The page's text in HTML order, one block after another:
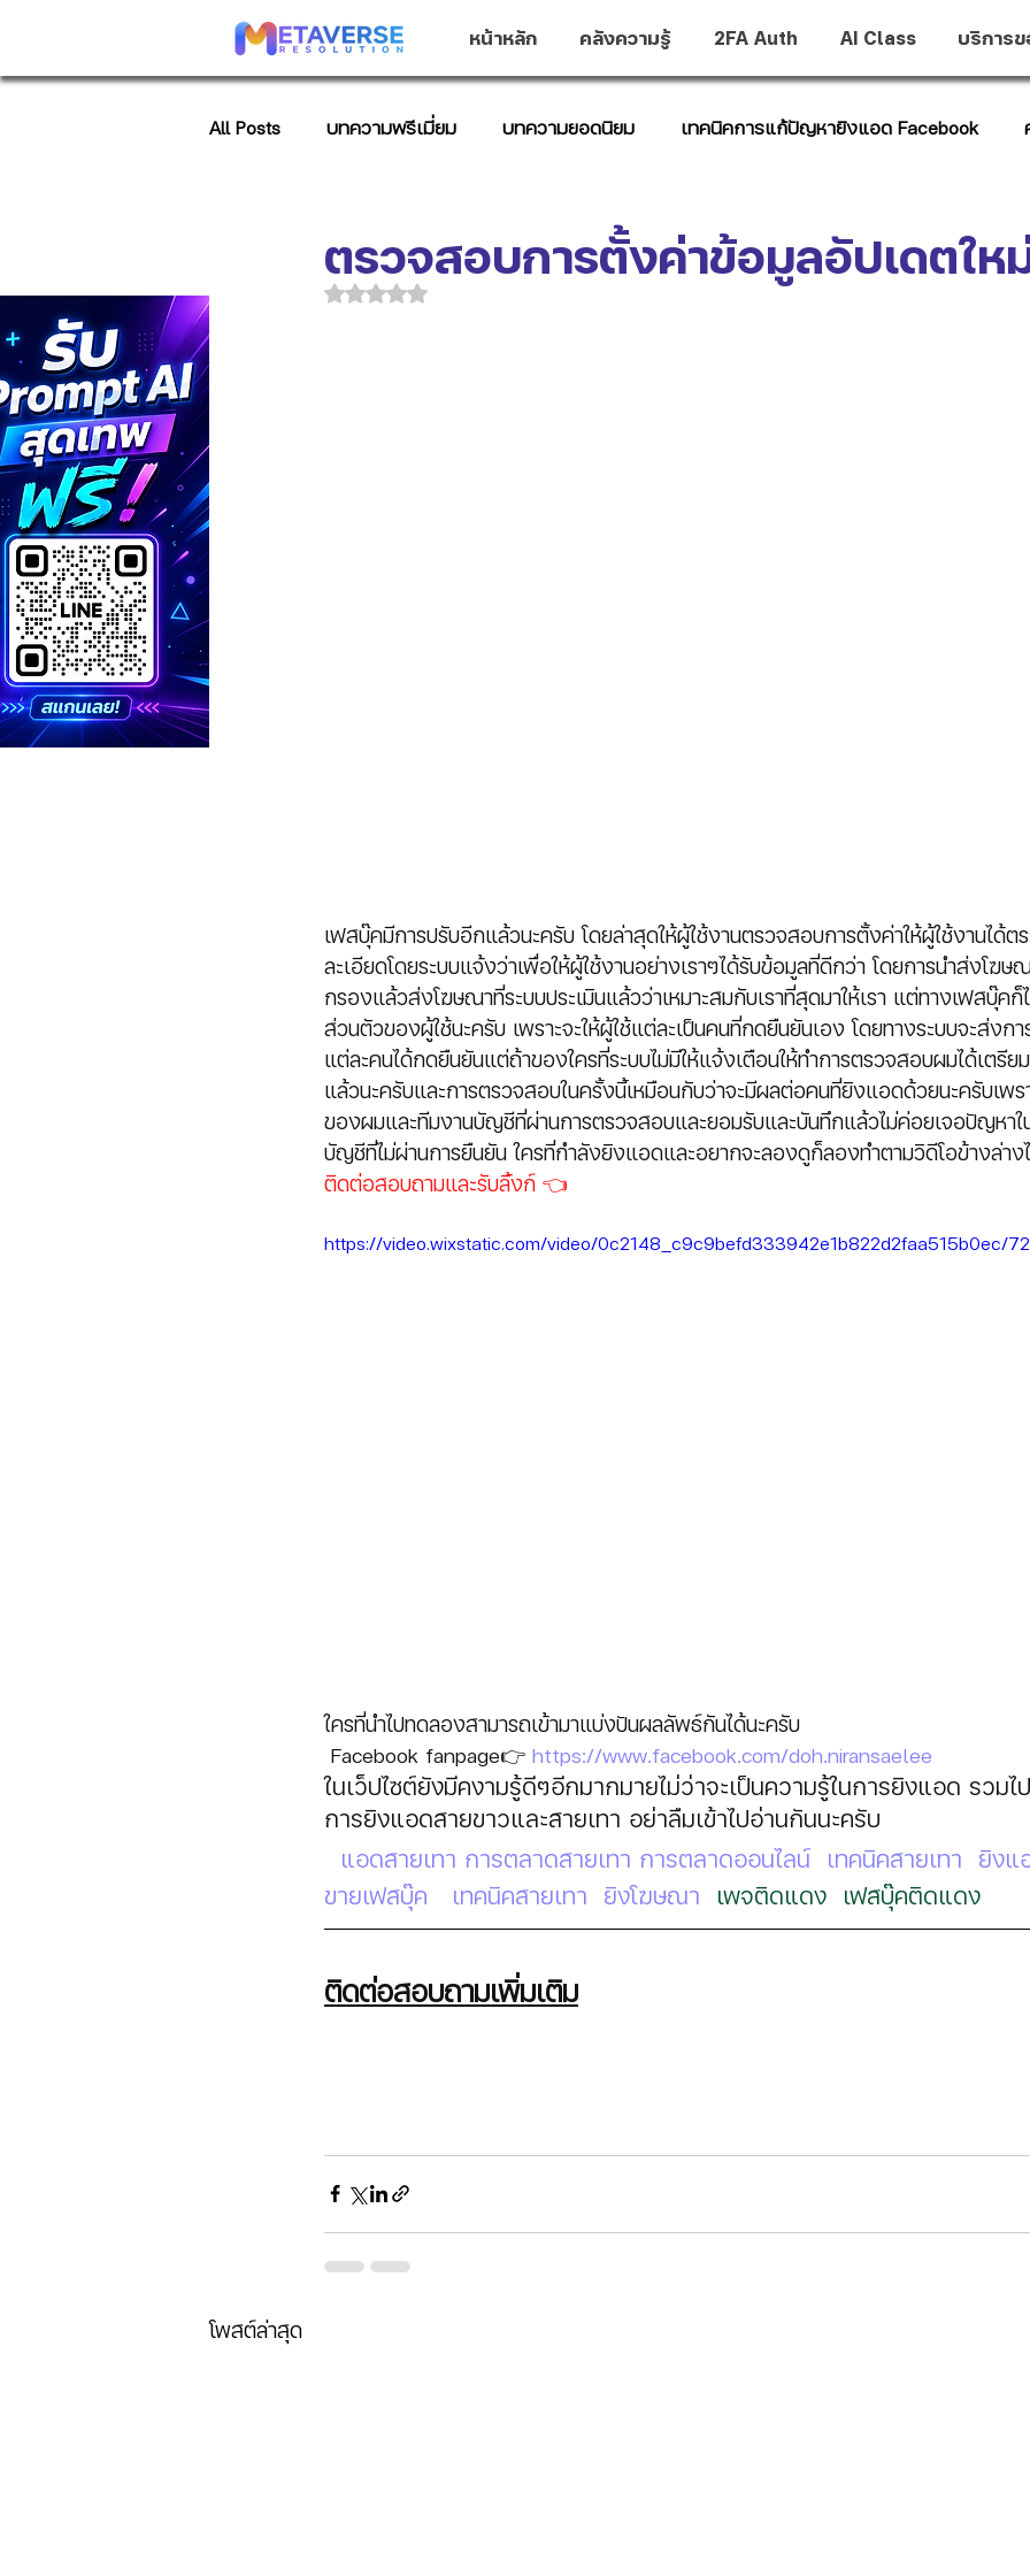
หน้าหลัก คลังความรู้ 2FA Auth AI Class บริการข
All Posts บทความพรีเมี่ยม บทความยอดนิยม เทคนิคการแก้ปัญหายิงแอด Facebook
ตรวจสอบการตั้งค่าข้อมูลอัปเดตให
ได้รับ NaN เต็ม 5 ดาว
เฟสบุ๊คมีการปรับอีกแล้วนะครับ โดยล่าสุดให้ผู้ใช้งานตรวจสอบการตั้งค่าให้ผู้ใช้งานได้ต
ละเอียดโดยระบบแจ้งว่าเพื่อให้ผู้ใช้งานอย่างเราๆได้รับข้อมูลที่ดีกว่า โดยการนำส่งโฆษ
กรองแล้วส่งโฆษณาที่ระบบประเมินแล้วว่าเหมาะสมกับเราที่สุดมาให้เรา แต่ทางเฟสบุ๊คก็
ส่วนตัวของผู้ใช้นะครับ เพราะจะให้ผู้ใช้แต่ละเป็นคนที่กดยืนยันเอง โดยทางระบบจะส่งก
แต่ละคนได้กดยืนยันแต่ถ้าของใครที่ระบบไม่มีให้แจ้งเตือนให้ทำการตรวจสอบผมได้เตรีย
แล้วนะครับและการตรวจสอบในครั้งนี้เหมือนกับว่าจะมีผลต่อคนที่ยิงแอดด้วยนะครับเพ
ของผมและทีมงานบัญชีที่ผ่านการตรวจสอบและยอมรับและบันทึกแล้วไม่ค่อยเจอปัญหาใ
บัญชีที่ไม่ผ่านการยืนยัน ใครที่กำลังยิงแอดและอยากจะลองดูก็ลองทำตามวิดีโอข้างล่าง
ติดต่อสอบถามและรับลิ้งก์ 👈
https://video.wixstatic.com/video/0c2148_c9c9befd333942e1b822d2faa515b0ec/
ใครที่นำไปทดลองสามารถเข้ามาแบ่งปันผลลัพธ์กันได้นะครับ
Facebook fanpage👉 https://www.facebook.com/doh.niransaelee
ในเว็ปไซต์ยังมีคงามรู้ดีๆอีกมากมายไม่ว่าจะเป็นความรู้ในการยิงแอด รวมไ
การยิงแอดสายขาวและสายเทา อย่าลืมเข้าไปอ่านกันนะครับ
แอดสายเทา การตลาดสายเทา การตลาดออนไลน์ เทคนิคสายเทา ยิงแ
ขายเฟสบุ๊ค
เทคนิคสายเทา ยิงโฆษณา เพจติดแดง  เฟสบุ๊คติดแดง
ติดต่อสอบถามเพิ่มเติม
โพสต์ล่าสุด